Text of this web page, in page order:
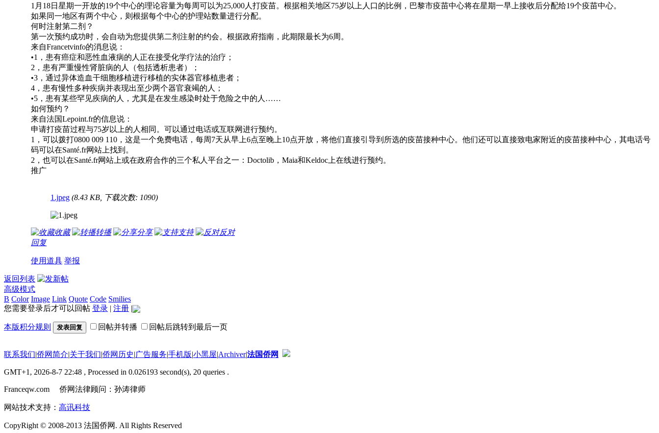
1月18日星期一开放的19个中心的理论容量为每周可以为25,000人打疫苗。根据相关地区75岁以上人口的比例，巴黎市疫苗中心将在星期一早上接收后分配给19个疫苗中心。
如果同一地区有两个中心，则根据每个中心的护理站数量进行分配。
何时注射第二剂？
第一次预约成功时，会自动为您提供第二剂注射的约会。根据政府指南，此期限最长为6周。
来自Francetvinfo的消息说：
•1，患有癌症和恶性血液病的人正在接受化学疗法的治疗；
2，患有严重慢性肾脏病的人（包括透析患者）；
•3，通过异体造血干细胞移植进行移植的实体器官移植患者；
4，患有慢性多种疾病并表现出至少两个器官衰竭的人；
•5，患有某些罕见疾病的人，尤其是在发生感染时处于危险之中的人……
如何预约？
来自法国Lepoint.fr的信息说：
申请打疫苗过程与75岁以上的人相同。可以通过电话或互联网进行预约。
1，可以拨打0800 009 110，这是一个免费电话，每周7天从早上6点至晚上10点开放，将他们直接引导到所选的疫苗接种中心。他们还可以直接致电家附近的疫苗接种中心，其电话号
码可以在Santé.fr网站上找到。
2，也可以在Santé.fr网站上或在政府合作的三个私人平台之一：Doctolib，Maia和Keldoc上在线进行预约。
推广
1.jpeg (8.43 KB, 下载次数: 1090)
收藏 转播 分享 支持
反对
回复
使用道具 举报
返回列表
高级模式
B Color Image Link Quote Code Smilies
您需要登录后才可以回帖 登录 | 注册 |
本版积分规则 发表回复 回帖并转播 回帖后跳转到最后一页
联系我们|侨网简介|关于我们|侨网历史|广告服务|手机版|小黑屋|Archiver|法国侨网
GMT+1, 2026-8-7 22:48 , Processed in 0.026193 second(s), 20 queries .
Franceqw.com 侨网法律顾问：孙涛律师
网站技术支持： 高讯科技
CopyRight © 2008-2013 法国侨网. All Rights Reserved